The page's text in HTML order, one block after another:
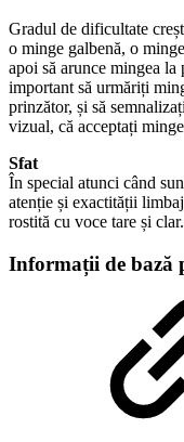
Gradul de dificultate
o minge galbenă, o
apoi să arunce mingea
important să urmăriți
prinzător, și să
vizual, că acceptați
Sfat
În special atunci când
atenție și exactității
rostită cu voce tare și clar.
Informații de bază